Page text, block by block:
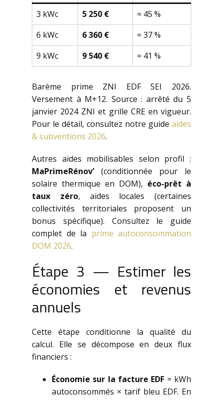
3 kWc
5 250 €
≈ 45 %
6 kWc
6 360 €
≈ 37 %
9 kWc
9 540 € ≈ 41 %
Barème prime ZNI EDF SEI 2026.
Versement à M+12. Source : arrêté du 5
janvier 2024 ZNI et grille CRE en vigueur.
Pour le détail, consultez notre guide aides
& subventions 2026.
Autres aides mobilisables selon profil :
MaPrimeRénov’(conditionnée pour le
solaire thermique en DOM), éco-prêt à
taux zéro, aides locales (certaines
collectivités territoriales proposent un
bonus spécifique). Consultez le guide
complet de la prime autoconsommation
DOM 2026.
Étape 3 — Estimer les
économies et revenus
annuels
Cette étape conditionne la qualité du
calcul. Elle se décompose en deux flux
financiers :
Économie sur la facture EDF = kWh
autoconsommés × tarif bleu EDF. En